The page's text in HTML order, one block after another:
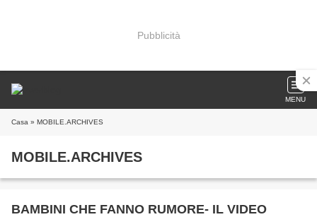
Pubblicità
MENU
Casa » MOBILE.ARCHIVES
MOBILE.ARCHIVES
BAMBINI CHE FANNO RUMORE- IL VIDEO